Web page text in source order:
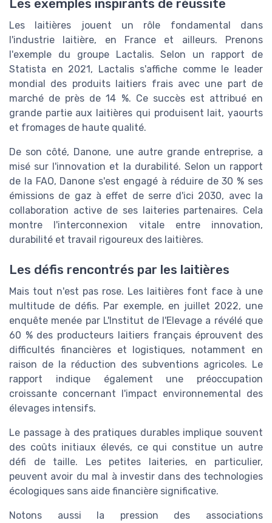
Les exemples inspirants de réussite
Les laitières jouent un rôle fondamental dans
l'industrie laitière, en France et ailleurs. Prenons
l'exemple du groupe Lactalis. Selon un rapport de
Statista en 2021, Lactalis s'affiche comme le leader
mondial des produits laitiers frais avec une part de
marché de près de 14 %. Ce succès est attribué en
grande partie aux laitières qui produisent lait, yaourts
et fromages de haute qualité.
De son côté, Danone, une autre grande entreprise, a
misé sur l'innovation et la durabilité. Selon un rapport
de la FAO, Danone s'est engagé à réduire de 30 % ses
émissions de gaz à effet de serre d'ici 2030, avec la
collaboration active de ses laiteries partenaires. Cela
montre l'interconnexion vitale entre innovation,
durabilité et travail rigoureux des laitières.
Les défis rencontrés par les laitières
Mais tout n'est pas rose. Les laitières font face à une
multitude de défis. Par exemple, en juillet 2022, une
enquête menée par L'Institut de l'Elevage a révélé que
60 % des producteurs laitiers français éprouvent des
difficultés financières et logistiques, notamment en
raison de la réduction des subventions agricoles. Le
rapport indique également une préoccupation
croissante concernant l'impact environnemental des
élevages intensifs.
Le passage à des pratiques durables implique souvent
des coûts initiaux élevés, ce qui constitue un autre
défi de taille. Les petites laiteries, en particulier,
peuvent avoir du mal à investir dans des technologies
écologiques sans aide financière significative.
Notons aussi la pression des associations